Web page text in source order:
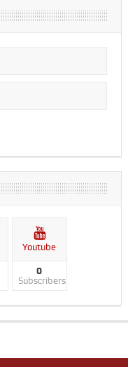
Youtube
0
Subscribers